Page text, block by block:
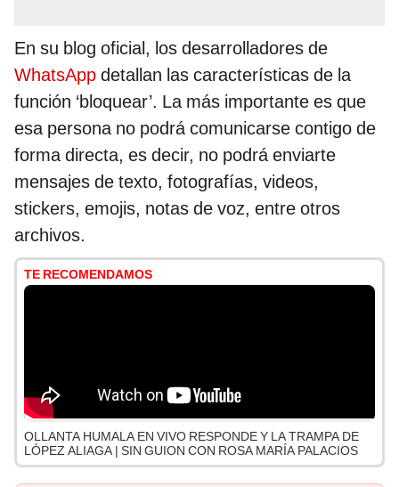
En su blog oficial, los desarrolladores de
WhatsApp detallan las características de la
función ‘bloquear’. La más importante es que
esa persona no podrá comunicarse contigo de
forma directa, es decir, no podrá enviarte
mensajes de texto, fotografías, videos,
stickers, emojis, notas de voz, entre otros
archivos.
TE RECOMENDAMOS
OLLANTA HUMALA EN VIVO RESPONDE Y LA TRAMPA DE
LÓPEZ ALIAGA | SIN GUION CON ROSA MARÍA PALACIOS